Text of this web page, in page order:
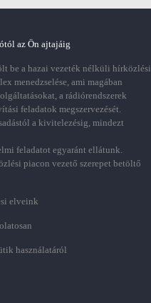
az Ön ajtajáig
be a hazai vezeték nélküli hírközlési
menedzselése, ami magában
a rádiórendszerek
feladatok megszervezését.
a kivitelezésig, mindezt
feladatot egyaránt ellátunk.
piacon vezető szerepet betöltő
elveink
használatáról